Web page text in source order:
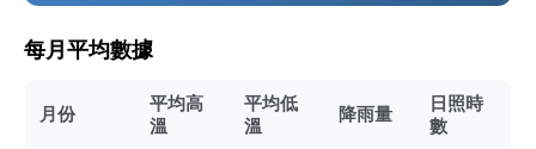
每月平均數據
月份
平均高
溫
平均低
溫
降雨量
日照時
數